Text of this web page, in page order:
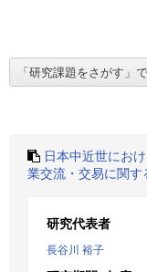
日本中近世にお
業交流・交易に関す
研究代表者
長谷川 裕子